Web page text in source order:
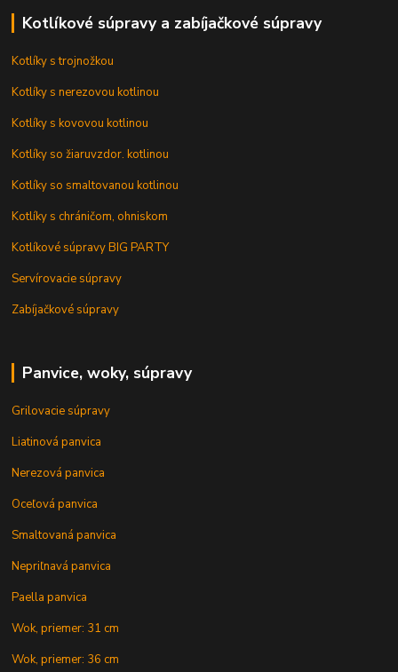
Kotlíkové súpravy a zabíjačkové súpravy
Kotlíky s trojnožkou
Kotlíky s nerezovou kotlinou
Kotlíky s kovovou kotlinou
Kotlíky so žiaruvzdor. kotlinou
Kotlíky so smaltovanou kotlinou
Kotlíky s chráničom, ohniskom
Kotlíkové súpravy BIG PARTY
Servírovacie súpravy
Zabíjačkové súpravy
Panvice, woky, súpravy
Grilovacie súpravy
Liatinová panvica
Nerezová panvica
Oceľová panvica
Smaltovaná panvica
Nepriľnavá panvica
Paella panvica
Wok, priemer: 31 cm
Wok, priemer: 36 cm